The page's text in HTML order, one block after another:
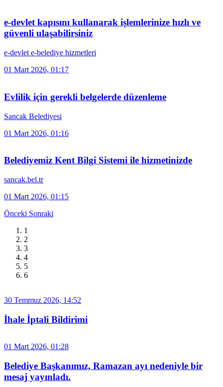
e-devlet kapısını kullanarak işlemlerinize hızlı ve
güvenli ulaşabilirsiniz
e-devlet e-belediye hizmetleri
01 Mart 2026, 01:17
Evlilik için gerekli belgelerde düzenleme
Sancak Belediyesi
01 Mart 2026, 01:16
Belediyemiz Kent Bilgi Sistemi ile hizmetinizde
sancak.bel.tr
01 Mart 2026, 01:15
Önceki Sonraki
1
2
3
4
5
6
30 Temmuz 2026, 14:52
İhale İptali Bildirimi
01 Mart 2026, 01:28
Belediye Başkanımız, Ramazan ayı nedeniyle bir
mesaj yayınladı.